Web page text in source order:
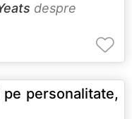
despre
personalitate,